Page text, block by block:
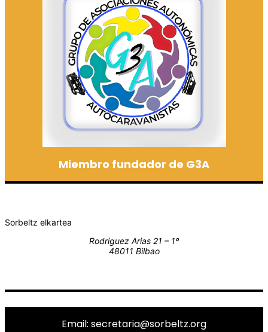
Miembro fundador de G3A
Sorbeltz elkartea
Rodriguez Arias 21 – 1º
48011 Bilbao
Email: secretaria@sorbeltz.org